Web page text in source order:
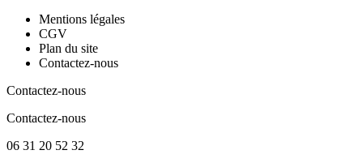
Mentions légales
CGV
Plan du site
Contactez-nous
Contactez-nous
Contactez-nous
06 31 20 52 32